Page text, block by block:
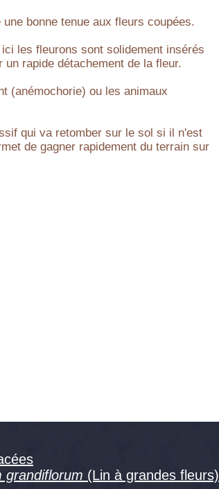
bonne tenue aux fleurs coupées.
les fleurons sont solidement insérés
rapide détachement de la fleur.
(anémochorie) ou les animaux
qui va retomber sur le sol si il n'est
de gagner rapidement du terrain sur
grandiflorum (Lin à grandes fleurs)